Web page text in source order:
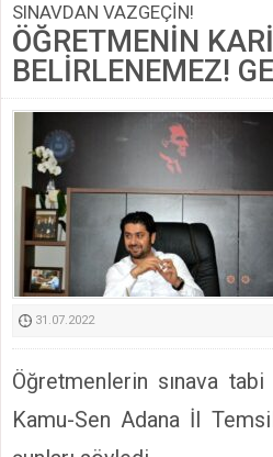
HDP İL BİNASININ
CEYHAN TİCARET
BÖLGEMİZ
İyi Parti Yüreğir İlçe
Kimyasallardan
SINAVDAN VAZGEÇİN!
ÖĞRETMENİN
BELİRLENEMEZ!
31.07.2022
Öğretmenlerin sınava
Kamu-Sen Adana İl